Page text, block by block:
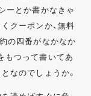
ーとか書かなきゃ
クーポンか、無料
の四番がなかなか
もつって書いてあ
なのでしょうか。